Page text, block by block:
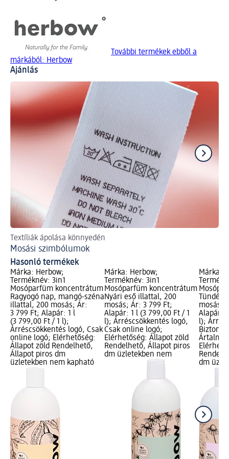
További termékek ebből a
márkából: Herbow
Ajánlás
Textíliák ápolása könnyedén
Mosási szimbólumok
Hasonló termékek
Márka: Herbow;
Terméknév: 3in1
Mosóparfüm koncentrátum
Ragyogó nap, mangó-széna
illattal, 200 mosás; Ár:
3 799 Ft; Alapár: 1 l
(3 799,00 Ft / 1 l);
Árréscsökkentés logó, Csak
online logó; Elérhetőség:
Állapot zöld Rendelhető,
Állapot piros dm
üzletekben nem kapható
Márka: Herbow;
Terméknév: 3in1
Mosóparfüm koncentrátum
Nyári eső illattal, 200
mosás; Ár: 3 799 Ft;
Alapár: 1 l (3 799,00 Ft / 1
l); Árréscsökkentés logó,
Csak online logó;
Elérhetőség: Állapot zöld
Rendelhető, Állapot piros
dm üzletekben nem
Márka:
Tündér
mosás;
Alapár:
l);
dm